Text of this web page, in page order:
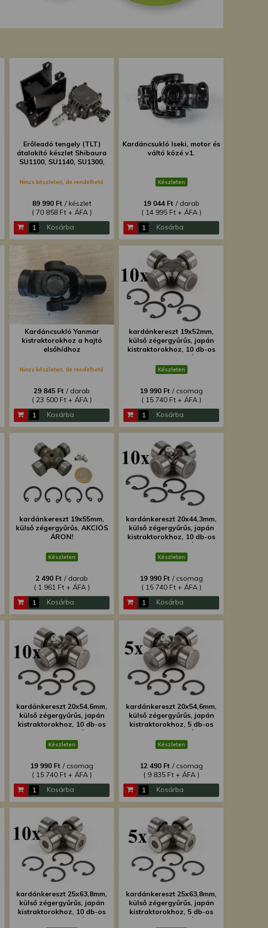
Erőleadó tengely (TLT)
átalakító készlet Shibaura
SU1100, SU1140, SU1300,
SU1540 típusú japán
Nincs készleten, de rendelhető
89 990 Ft / készlet
( 70 858 Ft + ÁFA )
Kosárba
Kardáncsukló Iseki, motor és
váltó közé v1.
Készleten
19 044 Ft / darab
( 14 995 Ft + ÁFA )
Kosárba
Kardáncsukló Yanmar
kistraktorokhoz a hajtó
elsőhídhoz
Nincs készleten, de rendelhető
29 845 Ft / darab
( 23 500 Ft + ÁFA )
Kosárba
kardánkereszt 19x52mm,
külső zégergyűrűs, japán
kistraktorokhoz, 10 db-os
csomag, SZUPER ÁRON!
Készleten
19 990 Ft / csomag
( 15 740 Ft + ÁFA )
Kosárba
kardánkereszt 19x55mm,
külső zégergyűrűs, AKCIÓS
ÁRON!
Készleten
2 490 Ft / darab
( 1 961 Ft + ÁFA )
Kosárba
kardánkereszt 20x44,3mm,
külső zégergyűrűs, japán
kistraktorokhoz, 10 db-os
csomag, SZUPER ÁRON!
Készleten
19 990 Ft / csomag
( 15 740 Ft + ÁFA )
Kosárba
kardánkereszt 20x54,6mm,
külső zégergyűrűs, japán
kistraktorokhoz, 10 db-os
csomag, SZUPER ÁRON!
Készleten
19 990 Ft / csomag
( 15 740 Ft + ÁFA )
Kosárba
kardánkereszt 20x54,6mm,
külső zégergyűrűs, japán
kistraktorokhoz, 5 db-os
csomag, SZUPER ÁRON!
Készleten
12 490 Ft / csomag
( 9 835 Ft + ÁFA )
Kosárba
kardánkereszt 25x63,8mm,
külső zégergyűrűs, japán
kistraktorokhoz, 10 db-os
csomag, SZUPER ÁRON!
kardánkereszt 25x63,8mm,
külső zégergyűrűs, japán
kistraktorokhoz, 5 db-os
csomag, SZUPER ÁRON!